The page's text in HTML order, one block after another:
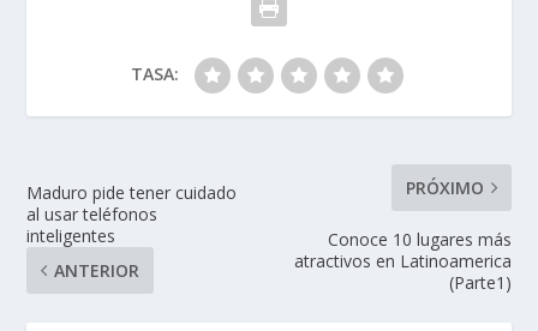
TASA:
Maduro pide tener cuidado
al usar teléfonos
inteligentes
ANTERIOR
PRÓXIMO
Conoce 10 lugares más
atractivos en Latinoamerica
(Parte1)